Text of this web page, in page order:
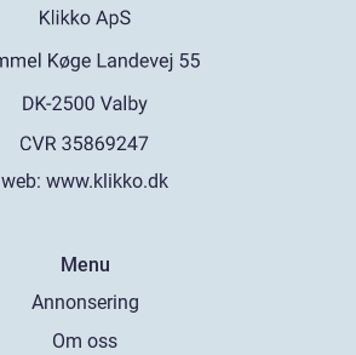
web: www.klikko.dk
Menu
Annonsering
Om oss